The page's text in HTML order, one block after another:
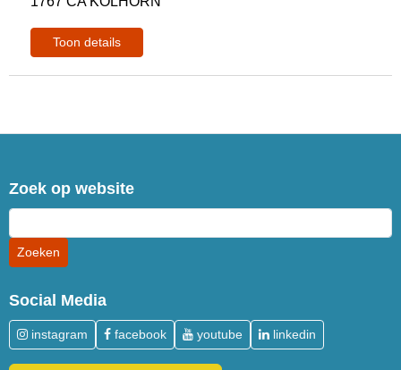
Toon details
Zoek op website
Social Media
instagram facebook youtube linkedin